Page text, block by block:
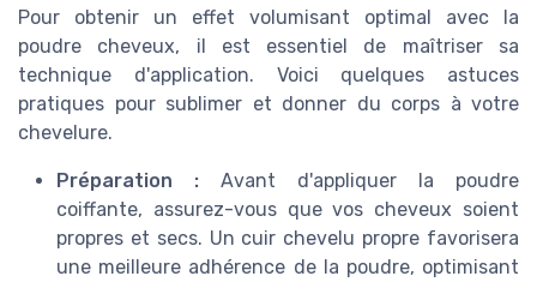
Pour obtenir un effet volumisant optimal avec la
poudre cheveux, il est essentiel de maîtriser sa
technique d'application. Voici quelques astuces
pratiques pour sublimer et donner du corps à votre
chevelure.
Préparation : Avant d'appliquer la poudre
coiffante, assurez-vous que vos cheveux soient
propres et secs. Un cuir chevelu propre favorisera
une meilleure adhérence de la poudre, optimisant